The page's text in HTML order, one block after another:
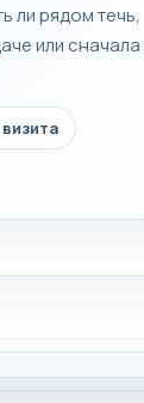
ли рядом течь,
или